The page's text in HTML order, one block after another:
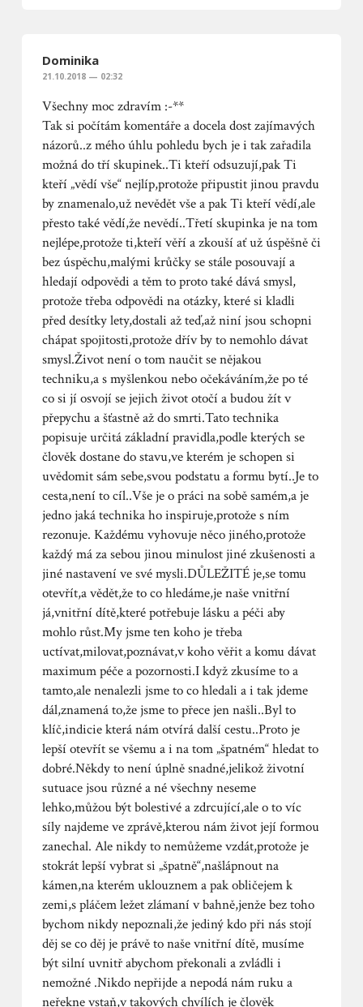
Dominika
21.10.2018 — 02:32
Všechny moc zdravím :-**
Tak si počítám komentáře a docela dost zajímavých
názorů..z mého úhlu pohledu bych je i tak zařadila
možná do tří skupinek..Ti kteří odsuzují,pak Ti
kteří „vědí vše“ nejlíp,protože připustit jinou pravdu
by znamenalo,už nevědět vše a pak Ti kteří vědí,ale
přesto také vědí,že nevědí..Třetí skupinka je na tom
nejlépe,protože ti,kteří věří a zkouší ať už úspěšně či
bez úspěchu,malými krůčky se stále posouvají a
hledají odpovědi a těm to proto také dává smysl,
protože třeba odpovědi na otázky, které si kladli
před desítky lety,dostali až teď,až niní jsou schopni
chápat spojitosti,protože dřív by to nemohlo dávat
smysl.Život není o tom naučit se nějakou
techniku,a s myšlenkou nebo očekáváním,že po té
co si jí osvojí se jejich život otočí a budou žít v
přepychu a šťastně až do smrti.Tato technika
popisuje určitá základní pravidla,podle kterých se
člověk dostane do stavu,ve kterém je schopen si
uvědomit sám sebe,svou podstatu a formu bytí..Je to
cesta,není to cíl..Vše je o práci na sobě samém,a je
jedno jaká technika ho inspiruje,protože s ním
rezonuje. Každému vyhovuje něco jiného,protože
každý má za sebou jinou minulost jiné zkušenosti a
jiné nastavení ve své mysli.DŮLEŽITÉ je,se tomu
otevřít,a vědět,že to co hledáme,je naše vnitřní
já,vnitřní dítě,které potřebuje lásku a péči aby
mohlo růst.My jsme ten koho je třeba
uctívat,milovat,poznávat,v koho věřit a komu dávat
maximum péče a pozornosti.I když zkusíme to a
tamto,ale nenalezli jsme to co hledali a i tak jdeme
dál,znamená to,že jsme to přece jen našli..Byl to
klíč,indicie která nám otvírá další cestu..Proto je
lepší otevřít se všemu a i na tom „špatném“ hledat to
dobré.Někdy to není úplně snadné,jelikož životní
sutuace jsou různé a né všechny neseme
lehko,můžou být bolestivé a zdrcující,ale o to víc
síly najdeme ve zprávě,kterou nám život její formou
zanechal. Ale nikdy to nemůžeme vzdát,protože je
stokrát lepší vybrat si „špatně“,našlápnout na
kámen,na kterém uklouznem a pak obličejem k
zemi,s pláčem ležet zlámaní v bahně,jenže bez toho
bychom nikdy nepoznali,že jediný kdo při nás stojí
děj se co děj je právě to naše vnitřní dítě, musíme
být silní uvnitř abychom překonali a zvládli i
nemožné .Nikdo nepřijde a nepodá nám ruku a
neřekne vstaň,v takových chvílích je člověk